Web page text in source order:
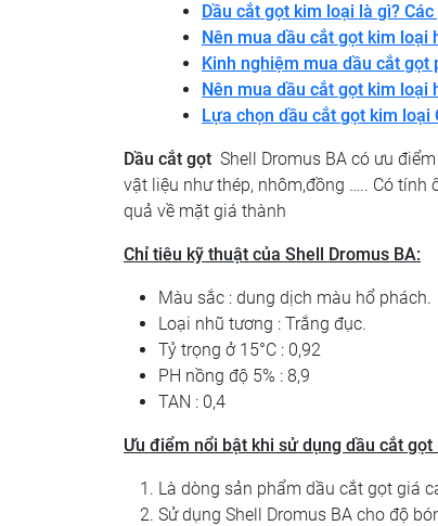
Dầu cắt gọt kim loại là gì?
Nên mua dầu cắt gọt kim loại
Kinh nghiệm mua dầu cắt gọt
Nên mua dầu cắt gọt kim loại
Lựa chọn dầu cắt gọt kim loại
Dầu cắt gọt Shell Dromus BA có ưu
vật liệu như thép, nhôm,đồng ….. Có
quả về mặt giá thành
Chỉ tiêu kỹ thuật của Shell Dromus BA:
Màu sắc : dung dịch màu hổ phách.
Loại nhũ tương : Trắng đục.
Tỷ trọng ở 15°C : 0,92
PH nồng độ 5% : 8,9
TAN : 0,4
Ưu điểm nổi bật khi sử dụng dầu cắt gọt
Là dòng sản phẩm dầu cắt gọt giá
Sử dụng Shell Dromus BA cho độ